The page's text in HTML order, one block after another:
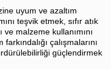
uyum ve azaltım
teşvik etmek, sıfır atık
malzeme kullanımını
çalışmalarını
güçlendirmek